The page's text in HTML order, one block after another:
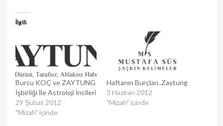
İlgili
Burcu KOÇ ve ZAYTUNG
İşbirliği İle Astroloji İncileri
29 Şubat 2012
"Mizah" içinde
Haftanın Burçları..Zaytung
3 Haziran 2012
"Mizah" içinde